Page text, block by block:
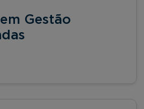
Gestão